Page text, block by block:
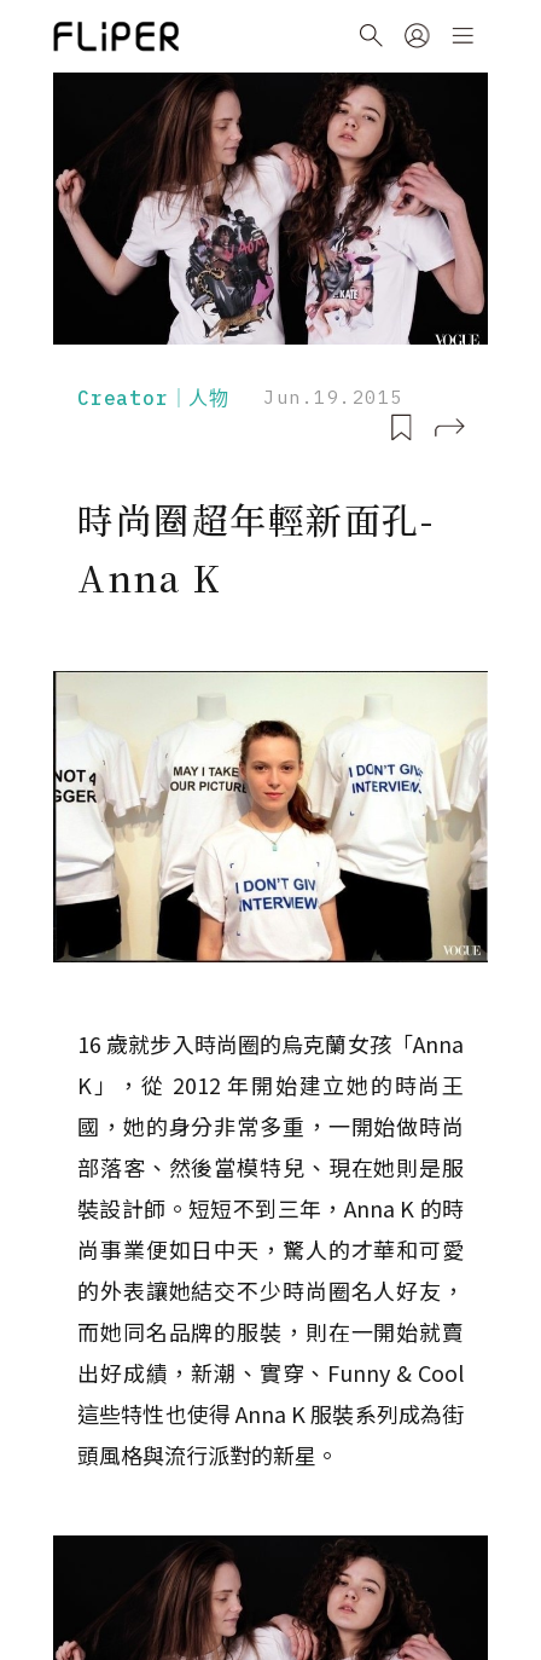
Creator｜人物 Jun.19.2015
時尚圈超年輕新面孔-
Anna K
16 歲就步入時尚圈的烏克蘭女孩「Anna
K」，從 2012 年開始建立她的時尚王
國，她的身分非常多重，一開始做時尚
部落客、然後當模特兒、現在她則是服
裝設計師。短短不到三年，Anna K 的時
尚事業便如日中天，驚人的才華和可愛
的外表讓她結交不少時尚圈名人好友，
而她同名品牌的服裝，則在一開始就賣
出好成績，新潮、實穿、Funny & Cool
這些特性也使得 Anna K 服裝系列成為街
頭風格與流行派對的新星。